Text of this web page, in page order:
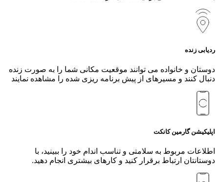
ردیابی زنده
دوستان و خانواده می‌ توانند موقعیت مکانی شما را به صورت زنده
دنبال کنند و مسیرهای از پیش برنامه‌ ریزی‌ شده را مشاهده نمایند
اپلیکیشن گارمین کانکت
اطلاعات مربوط به سلامتی و تناسب اندام خود را ببینید، با
دوستانتان ارتباط برقرار کنید و کارهای بیشتری انجام دهید.